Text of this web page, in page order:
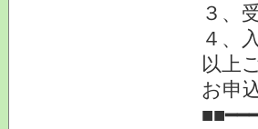
３、
４、
以上
お申